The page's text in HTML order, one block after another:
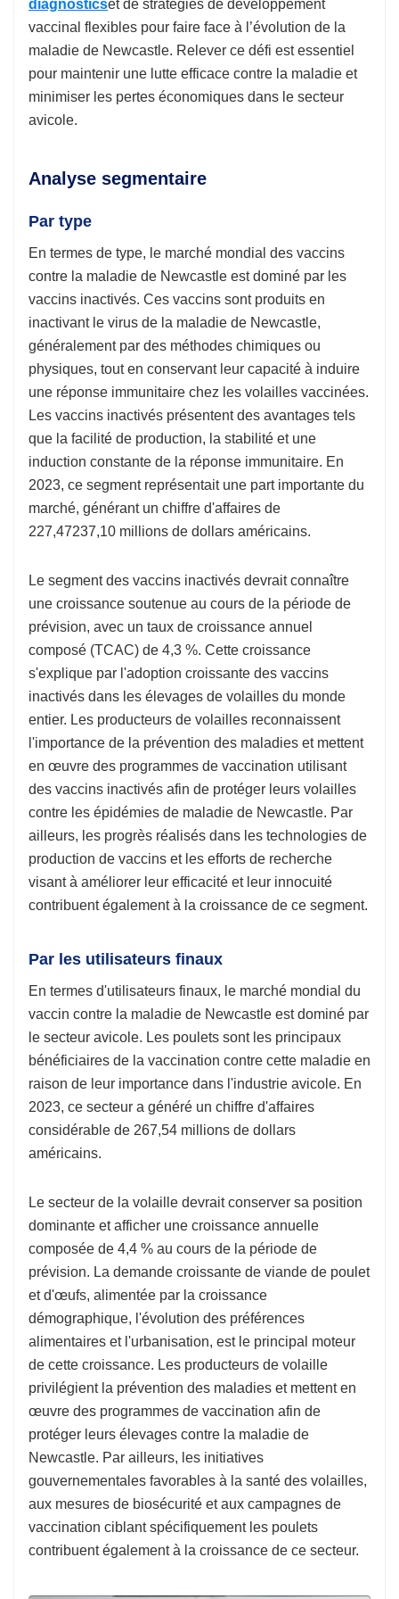
diagnosticset de stratégies de développement
vaccinal flexibles pour faire face à l’évolution de la
maladie de Newcastle. Relever ce défi est essentiel
pour maintenir une lutte efficace contre la maladie et
minimiser les pertes économiques dans le secteur
avicole.
Analyse segmentaire
Par type
En termes de type, le marché mondial des vaccins
contre la maladie de Newcastle est dominé par les
vaccins inactivés. Ces vaccins sont produits en
inactivant le virus de la maladie de Newcastle,
généralement par des méthodes chimiques ou
physiques, tout en conservant leur capacité à induire
une réponse immunitaire chez les volailles vaccinées.
Les vaccins inactivés présentent des avantages tels
que la facilité de production, la stabilité et une
induction constante de la réponse immunitaire. En
2023, ce segment représentait une part importante du
marché, générant un chiffre d'affaires de
227,47237,10 millions de dollars américains.
Le segment des vaccins inactivés devrait connaître
une croissance soutenue au cours de la période de
prévision, avec un taux de croissance annuel
composé (TCAC) de 4,3 %. Cette croissance
s'explique par l'adoption croissante des vaccins
inactivés dans les élevages de volailles du monde
entier. Les producteurs de volailles reconnaissent
l'importance de la prévention des maladies et mettent
en œuvre des programmes de vaccination utilisant
des vaccins inactivés afin de protéger leurs volailles
contre les épidémies de maladie de Newcastle. Par
ailleurs, les progrès réalisés dans les technologies de
production de vaccins et les efforts de recherche
visant à améliorer leur efficacité et leur innocuité
contribuent également à la croissance de ce segment.
Par les utilisateurs finaux
En termes d'utilisateurs finaux, le marché mondial du
vaccin contre la maladie de Newcastle est dominé par
le secteur avicole. Les poulets sont les principaux
bénéficiaires de la vaccination contre cette maladie en
raison de leur importance dans l'industrie avicole. En
2023, ce secteur a généré un chiffre d'affaires
considérable de 267,54 millions de dollars
américains.
Le secteur de la volaille devrait conserver sa position
dominante et afficher une croissance annuelle
composée de 4,4 % au cours de la période de
prévision. La demande croissante de viande de poulet
et d'œufs, alimentée par la croissance
démographique, l'évolution des préférences
alimentaires et l'urbanisation, est le principal moteur
de cette croissance. Les producteurs de volaille
privilégient la prévention des maladies et mettent en
œuvre des programmes de vaccination afin de
protéger leurs élevages contre la maladie de
Newcastle. Par ailleurs, les initiatives
gouvernementales favorables à la santé des volailles,
aux mesures de biosécurité et aux campagnes de
vaccination ciblant spécifiquement les poulets
contribuent également à la croissance de ce secteur.